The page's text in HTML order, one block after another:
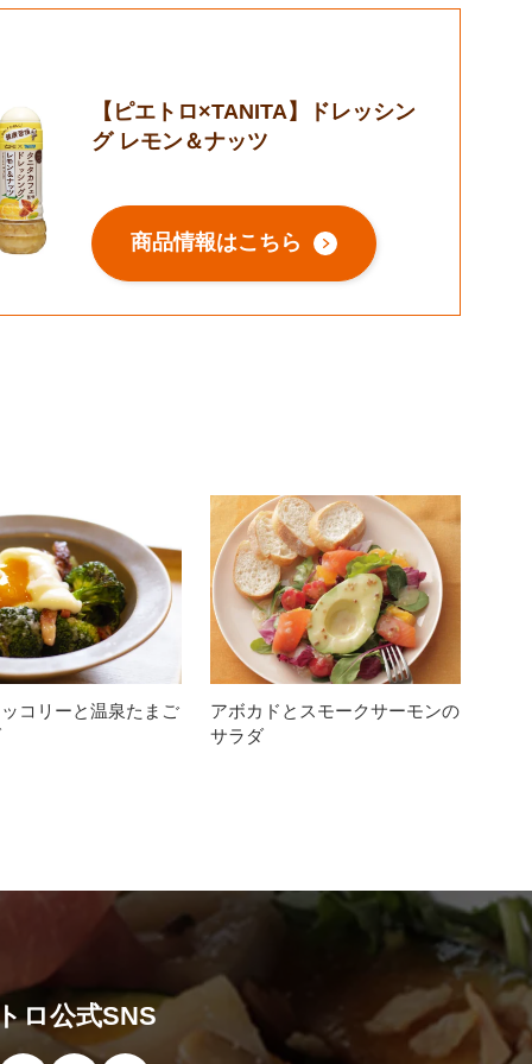
【ピエトロ×TANITA】ドレッシン
グ レモン＆ナッツ
商品情報はこちら
コリーと温泉たまご
アボカドとスモークサーモンの
サラダ
ロ公式SNS